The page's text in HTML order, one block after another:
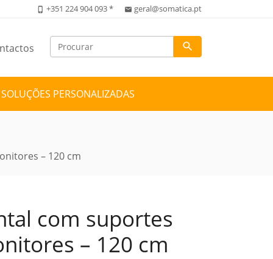
phone_iphone +351 224 904 093 * email geral@somatica.pt
search
SOLUÇÕES PERSONALIZADAS
– 120 cm
com suportes
– 120 cm